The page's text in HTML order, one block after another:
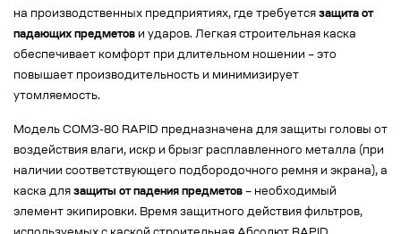
на производственных предприятиях, где требуется защита от
падающих предметов и ударов. Легкая строительная каска
обеспечивает комфорт при длительном ношении – это
повышает производительность и минимизирует
утомляемость.
Модель СОМЗ-80 RAPID предназначена для защиты головы от
воздействия влаги, искр и брызг расплавленного металла (при
наличии соответствующего подбородочного ремня и экрана), а
каска для защиты от падения предметов – необходимый
элемент экипировки. Время защитного действия фильтров,